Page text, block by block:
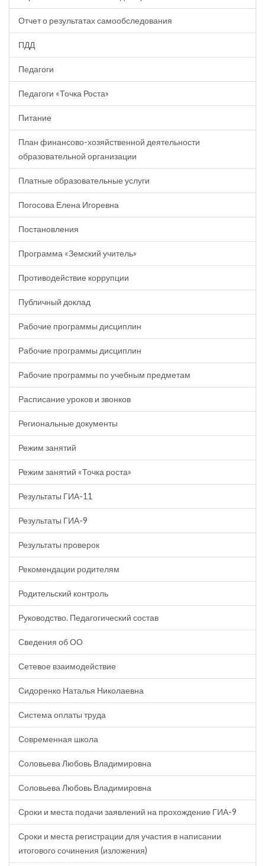
Отчет о результатах самообследования
ПДД
Педагоги
Педагоги «Точка Роста»
Питание
План финансово-хозяйственной деятельности
образовательной организации
Платные образовательные услуги
Погосова Елена Игоревна
Постановления
Программа «Земский учитель»
Противодействие коррупции
Публичный доклад
Рабочие программы дисциплин
Рабочие программы дисциплин
Рабочие программы по учебным предметам
Расписание уроков и звонков
Региональные документы
Режим занятий
Режим занятий «Точка роста»
Результаты ГИА-11
Результаты ГИА-9
Результаты проверок
Рекомендации родителям
Родительский контроль
Руководство. Педагогический состав
Сведения об ОО
Сетевое взаимодействие
Сидоренко Наталья Николаевна
Система оплаты труда
Современная школа
Соловьева Любовь Владимировна
Соловьева Любовь Владимировна
Сроки и места подачи заявлений на прохождение ГИА-9
Сроки и места регистрации для участия в написании
итогового сочинения (изложения)